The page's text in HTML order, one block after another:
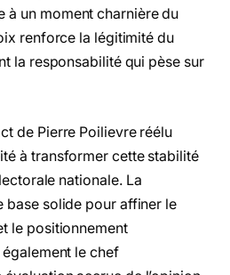
à un moment charnière du
renforce la légitimité du
la responsabilité qui pèse sur
de Pierre Poilievre réélu
à transformer cette stabilité
nationale. La
base solide pour affiner le
le positionnement
le chef